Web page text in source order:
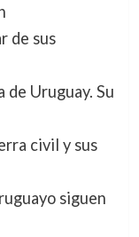
de sus
Uruguay. Su
civil y sus
siguen